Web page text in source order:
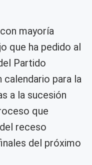
mayoría
que ha pedido al
Partido
calendario para la
a la sucesión
que
receso
del próximo